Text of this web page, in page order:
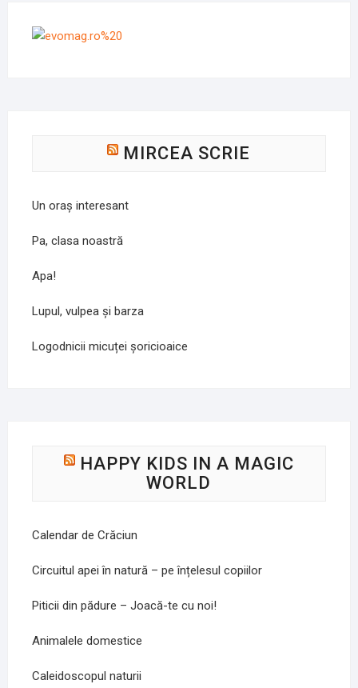
MIRCEA SCRIE
Un oraș interesant
Pa, clasa noastră
Apa!
Lupul, vulpea și barza
Logodnicii micuței șoricioaice
HAPPY KIDS IN A MAGIC
WORLD
Calendar de Crăciun
Circuitul apei în natură – pe înțelesul copiilor
Piticii din pădure – Joacă-te cu noi!
Animalele domestice
Caleidoscopul naturii